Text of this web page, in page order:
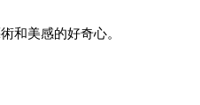
和美感的好奇心。